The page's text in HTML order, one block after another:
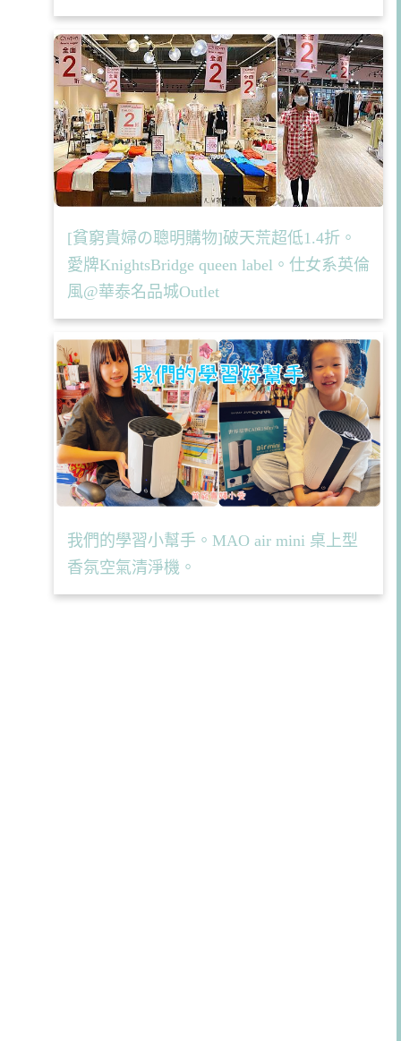
[貧窮貴婦の聰明購物]破天荒超低1.4折。
愛牌KnightsBridge queen label。仕女系英倫
風@華泰名品城Outlet
我們的學習小幫手。MAO air mini 桌上型
香氛空氣清淨機。